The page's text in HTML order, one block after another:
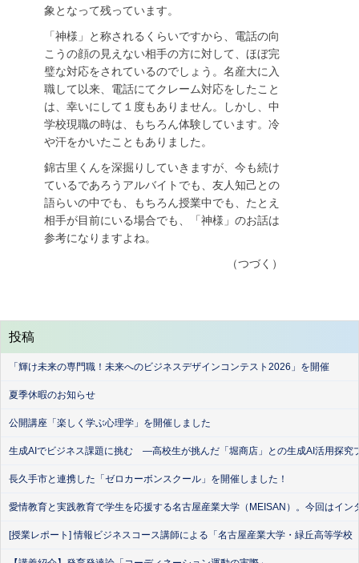
象となって残っています。
「神様」と称されるくらいですから、電話の向
こうの顔の見えない相手の方に対して、ほぼ完
璧な対応をされているのでしょう。名産大に入
職して以来、電話にてクレーム対応をしたこと
は、幸いにして１度もありません。しかし、中
学校現職の時は、もちろん体験しています。冷
や汗をかいたこともありました。
錦古里くんを深掘りしていきますが、今も続け
ているであろうアルバイトでも、友人知己との
語らいの中でも、もちろん授業中でも、たとえ
相手が目前にいる場合でも、「神様」のお話は
参考になりますよね。
（つづく）
投稿
「輝け未来の専門職！未来へのビジネスデザインコンテスト2026」を開催
夏季休暇のお知らせ
公開講座「楽しく学ぶ心理学」を開催しました
生成AIでビジネス課題に挑む ―高校生が挑んだ「堀商店」との生成AI活用探究
長久手市と連携した「ゼロカーボンスクール」を開催しました！
愛情教育と実践教育で学生を応援する名古屋産業大学（MEISAN）。今回はイ
[授業レポート] 情報ビジネスコース講師による「名古屋産業大学・緑丘高等学